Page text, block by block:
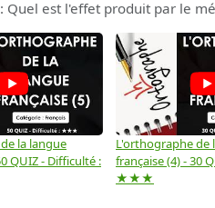
Quel est l'effet produit par le
la langue
QUIZ - Difficulté :
L'orthographe de
française (4) - 30
★★★